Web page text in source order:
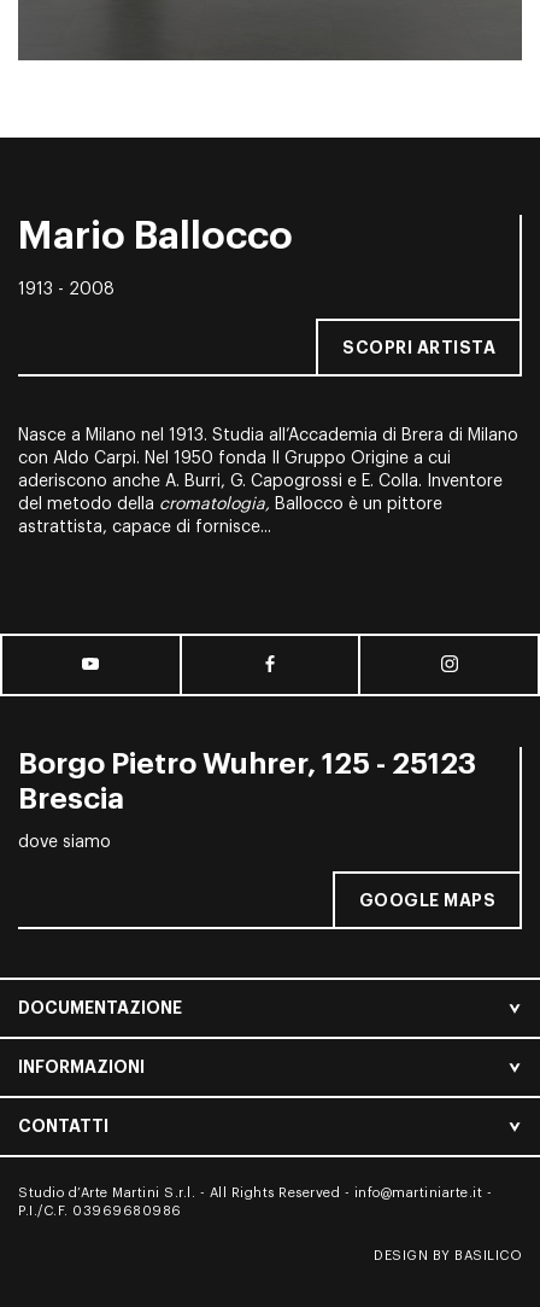
Mario Ballocco
1913 - 2008
SCOPRI ARTISTA
Nasce a Milano nel 1913. Studia all’Accademia di Brera di Milano
con Aldo Carpi. Nel 1950 fonda Il Gruppo Origine a cui
aderiscono anche A. Burri, G. Capogrossi e E. Colla. Inventore
del metodo della cromatologia, Ballocco è un pittore
astrattista, capace di fornisce...
Borgo Pietro Wuhrer, 125 - 25123
Brescia
dove siamo
GOOGLE MAPS
DOCUMENTAZIONE
INFORMAZIONI
CONTATTI
Studio d’Arte Martini S.r.l. - All Rights Reserved - info@martiniarte.it -
P.I./C.F. 03969680986
DESIGN BY BASILICO